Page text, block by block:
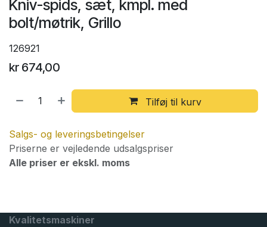
Kniv-spids, sæt, kmpl. med
bolt/møtrik, Grillo
126921
kr 674,00
Tilføj til kurv
Salgs- og leveringsbetingelser
Priserne er vejledende udsalgspriser
Alle priser er ekskl. moms
Kvalitetsmaskiner